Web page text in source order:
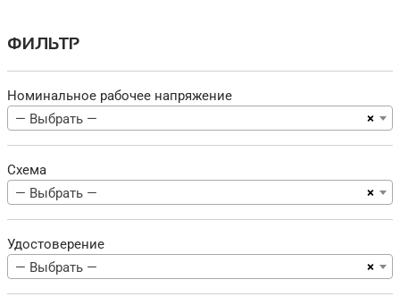
ФИЛЬТР
Номинальное рабочее напряжение
×
— Выбрать —
Схема
×
— Выбрать —
Удостоверение
×
— Выбрать —